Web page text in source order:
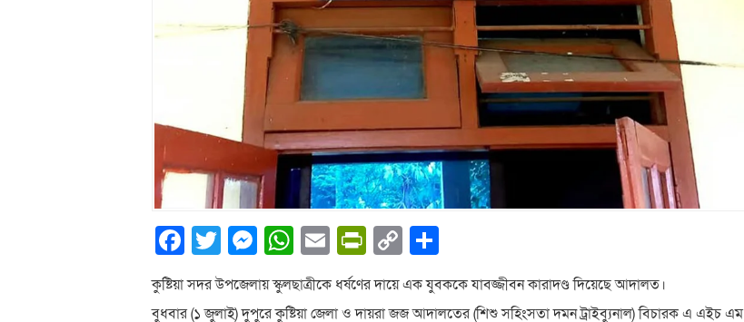
Facebook
Twitter
Messenger
WhatsApp
EmailPrintFriendly
Copy
কুষ্টিয়া সদর উপজেলায় স্কুলছাত্রীকে ধর্ষণের দায়ে এক যুবককে যাবজ্জীবন কারাদণ্ড দিয়েছে আদালত।
বুধবার (১ জুলাই) দুপুরে কুষ্টিয়া জেলা ও দায়রা জজ আদালতের (শিশু সহিংসতা দমন ট্রাইব্যুনাল) বিচারক এ এইচ এম